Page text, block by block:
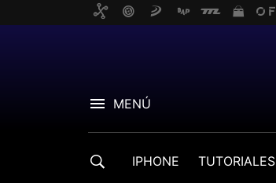
MENÚ
IPHONE TUTORIALES